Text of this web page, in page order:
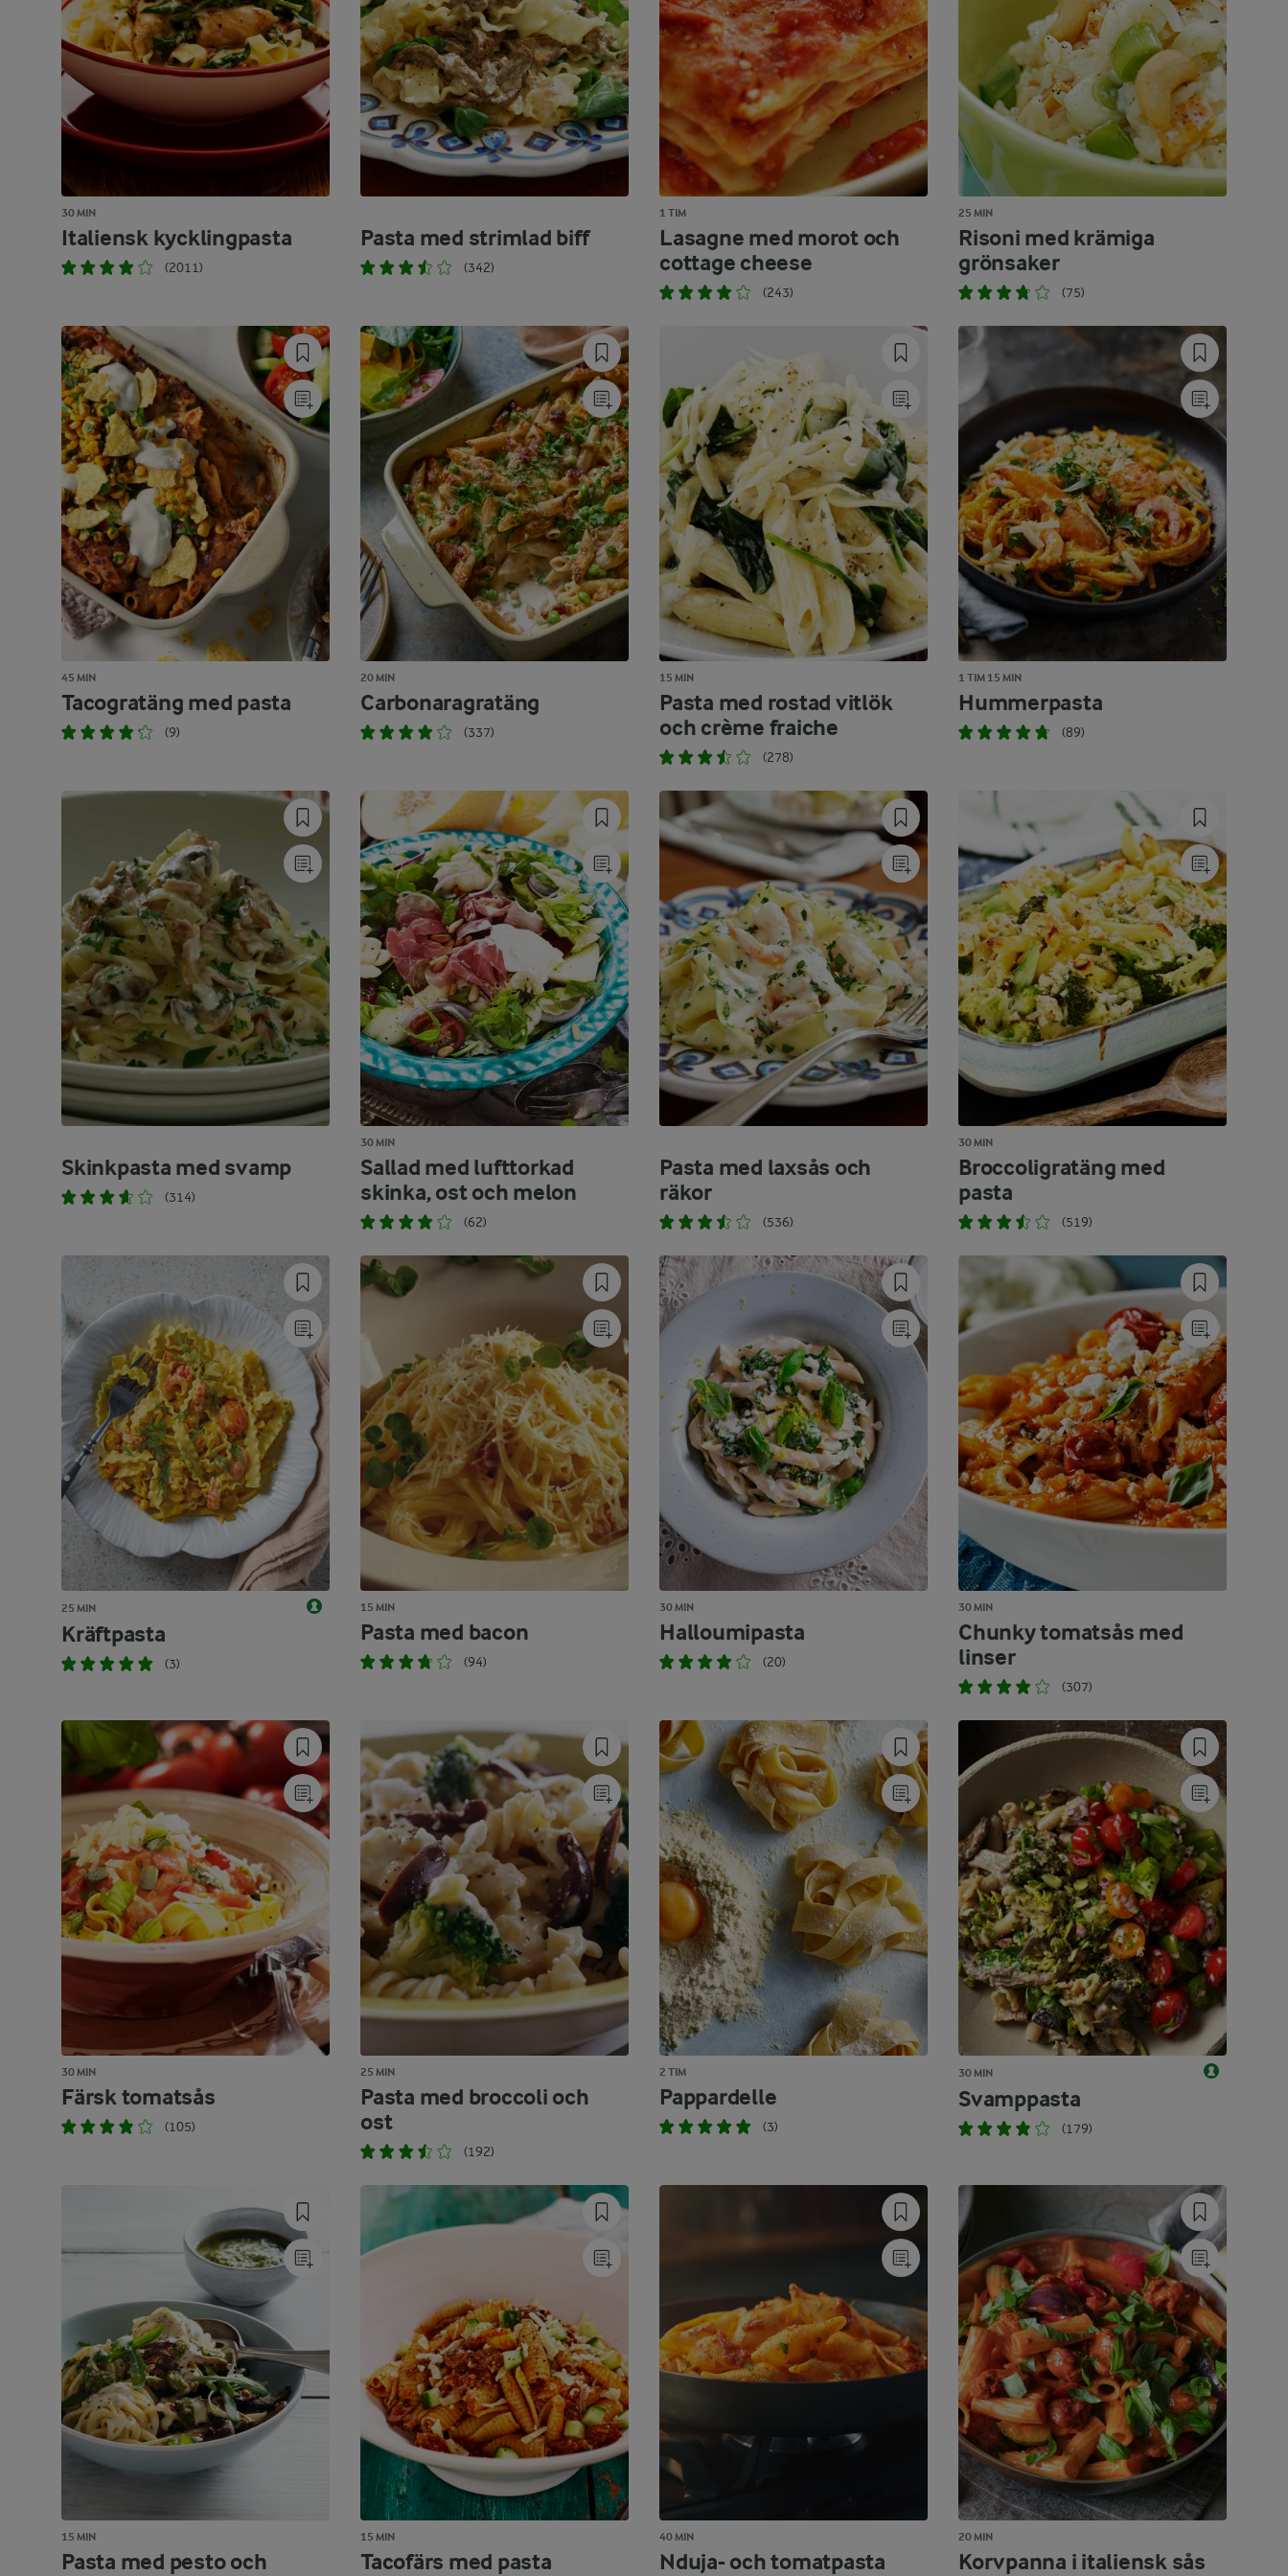
30 MIN
Italiensk kycklingpasta
(2011)
Pasta med strimlad biff
(342)
1 TIM
Lasagne med morot och
cottage cheese
(243)
25 MIN
Risoni med krämiga
grönsaker
(75)
45 MIN
Tacogratäng med pasta
(9)
20 MIN
Carbonaragratäng
(337)
15 MIN
Pasta med rostad vitlök
och crème fraiche
(278)
1 TIM 15 MIN
Hummerpasta
(89)
Skinkpasta med svamp
(314)
30 MIN
Sallad med lufttorkad
skinka, ost och melon
(62)
Pasta med laxsås och
räkor
(536)
30 MIN
Broccoligratäng med
pasta
(519)
25 MIN
Kräftpasta
(3)
15 MIN
Pasta med bacon
(94)
30 MIN
Halloumipasta
(20)
30 MIN
Chunky tomatsås med
linser
(307)
30 MIN
Färsk tomatsås
(105)
25 MIN
Pasta med broccoli och
ost
(192)
2 TIM
Pappardelle
(3)
30 MIN
Svamppasta
(179)
15 MIN
Pasta med pesto och
15 MIN
Tacofärs med pasta
40 MIN
Nduja- och tomatpasta
20 MIN
Korvpanna i italiensk sås